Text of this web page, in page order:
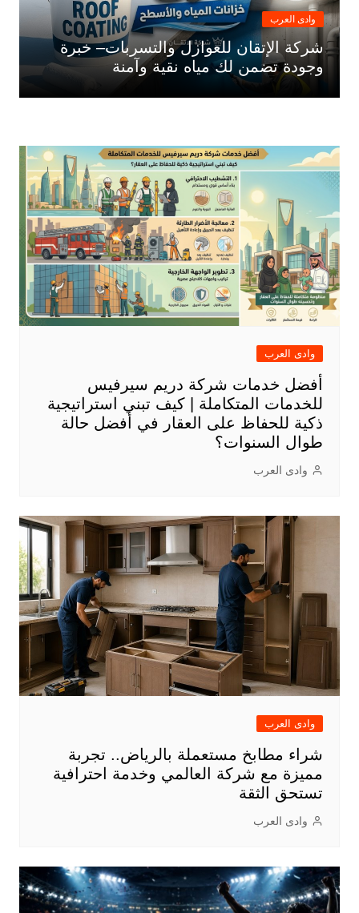
وادى العرب
شركة الإتقان للعوازل والتسربات– خبرة
وجودة تضمن لك مياه نقية وآمنة
وادى العرب
أفضل خدمات شركة دريم سيرفيس
للخدمات المتكاملة | كيف تبني استراتيجية
ذكية للحفاظ على العقار في أفضل حالة
طوال السنوات؟
وادى العرب
وادى العرب
شراء مطابخ مستعملة بالرياض.. تجربة
مميزة مع شركة العالمي وخدمة احترافية
تستحق الثقة
وادى العرب